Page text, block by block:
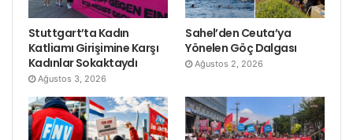
Stuttgart’ta Kadın
Katliamı Girişimine Karşı
Kadınlar Sokaktaydı
Ağustos 3, 2026
Sahel’den Ceuta’ya
Yönelen Göç Dalgası
Ağustos 2, 2026